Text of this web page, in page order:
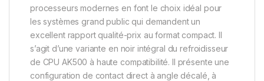
processeurs modernes en font le choix idéal pour
les systèmes grand public qui demandent un
excellent rapport qualité-prix au format compact. Il
s’agit d’une variante en noir intégral du refroidisseur
de CPU AK500 à haute compatibilité. Il présente une
configuration de contact direct à angle décalé, à